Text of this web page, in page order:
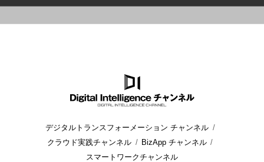
デジタルトランスフォーメーション チャンネル
クラウド実践チャンネル
BizApp チャンネル
スマートワークチャンネル